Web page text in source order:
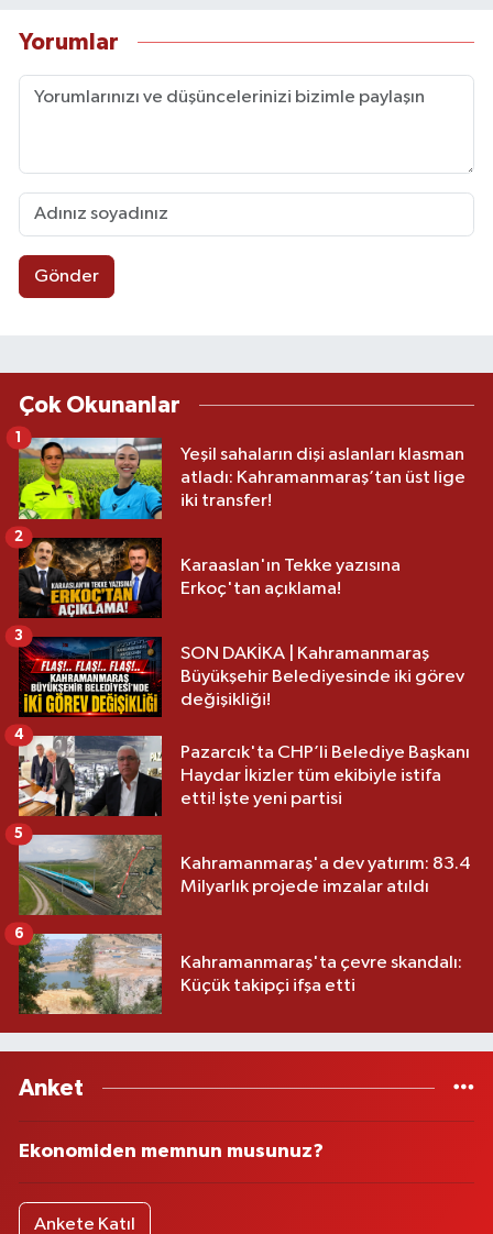
Yorumlar
Gönder
Çok Okunanlar
Yeşil sahaların dişi aslanları klasman
atladı: Kahramanmaraş’tan üst lige
iki transfer!
1
Karaaslan'ın Tekke yazısına
Erkoç'tan açıklama!
2
SON DAKİKA | Kahramanmaraş
Büyükşehir Belediyesinde iki görev
değişikliği!
3
Pazarcık'ta CHP’li Belediye Başkanı
Haydar İkizler tüm ekibiyle istifa
etti! İşte yeni partisi
4
Kahramanmaraş'a dev yatırım: 83.4
Milyarlık projede imzalar atıldı
5
Kahramanmaraş'ta çevre skandalı:
Küçük takipçi ifşa etti
6
Anket
Ekonomiden memnun musunuz?
Ankete Katıl